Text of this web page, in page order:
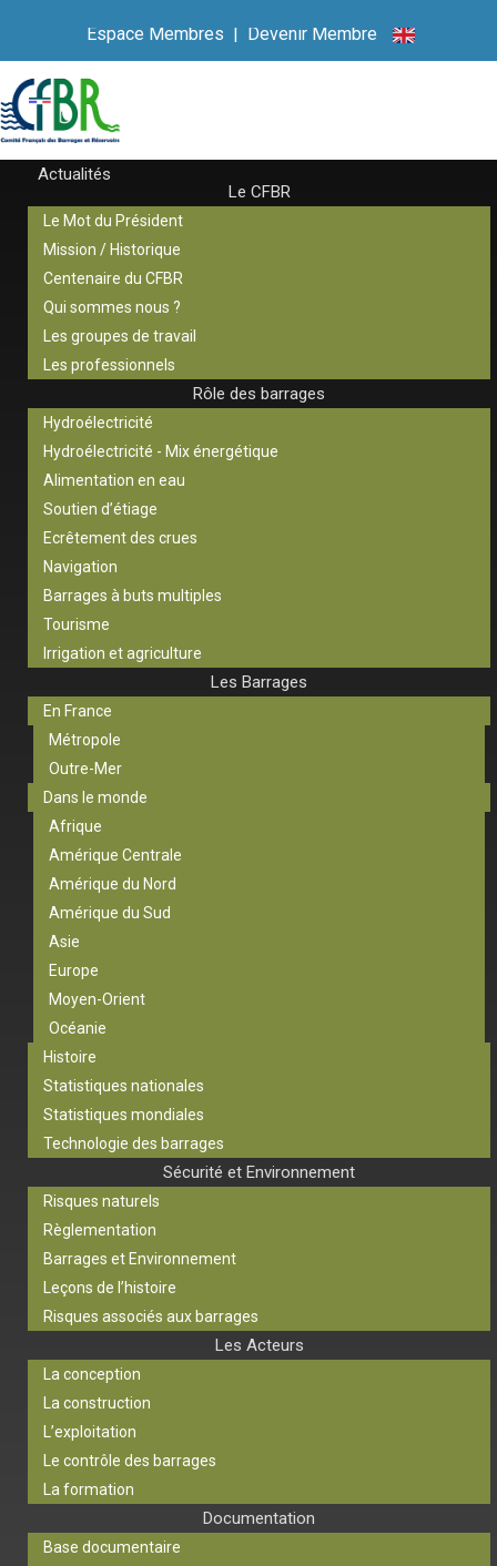
Espace Membres | Devenir Membre
Actualités
Le CFBR
Le Mot du Président
Mission / Historique
Centenaire du CFBR
Qui sommes nous ?
Les groupes de travail
Les professionnels
Rôle des barrages
Hydroélectricité
Hydroélectricité - Mix énergétique
Alimentation en eau
Soutien d’étiage
Ecrêtement des crues
Navigation
Barrages à buts multiples
Tourisme
Irrigation et agriculture
Les Barrages
En France
Métropole
Outre-Mer
Dans le monde
Afrique
Amérique Centrale
Amérique du Nord
Amérique du Sud
Asie
Europe
Moyen-Orient
Océanie
Histoire
Statistiques nationales
Statistiques mondiales
Technologie des barrages
Sécurité et Environnement
Risques naturels
Règlementation
Barrages et Environnement
Leçons de l’histoire
Risques associés aux barrages
Les Acteurs
La conception
La construction
L’exploitation
Le contrôle des barrages
La formation
Documentation
Base documentaire